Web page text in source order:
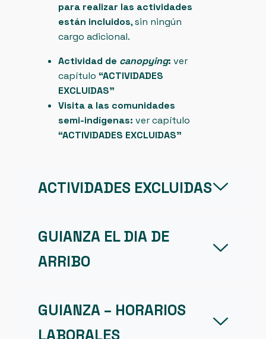
para realizar las actividades
están incluidos, sin ningún
cargo adicional.
Actividad de canopying: ver
capítulo “ACTIVIDADES
EXCLUIDAS”
Visita a las comunidades
semi-indígenas: ver capítulo
“ACTIVIDADES EXCLUIDAS”
ACTIVIDADES EXCLUIDAS
GUIANZA EL DIA DE
ARRIBO
GUIANZA – HORARIOS
LABORALES